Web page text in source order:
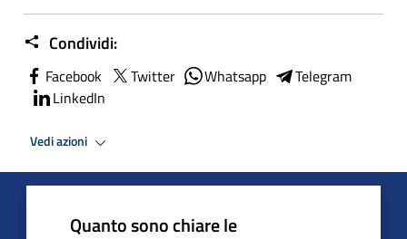
Condividi:
Facebook Twitter Whatsapp
Telegram
LinkedIn
Vedi azioni
Quanto sono chiare le